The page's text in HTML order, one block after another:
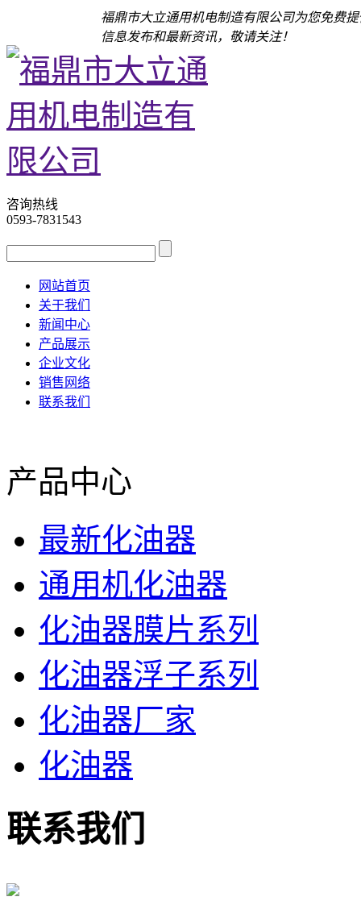
福鼎市大立通用机电制造有限公司为您免费
信息发布和最新资讯，敬请关注！
咨询热线
0593-7831543
网站首页
关于我们
新闻中心
产品展示
企业文化
销售网络
联系我们
产品中心
最新化油器
通用机化油器
化油器膜片系列
化油器浮子系列
化油器厂家
化油器
联系我们